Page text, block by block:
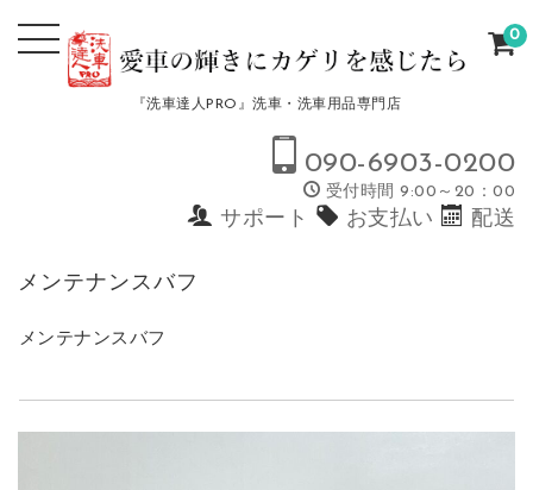
『洗車達人PRO』洗車・洗車用品専門店
090-6903-0200
受付時間 9:00～20：00
サポート お支払い 配送
0
メンテナンスバフ
メンテナンスバフ